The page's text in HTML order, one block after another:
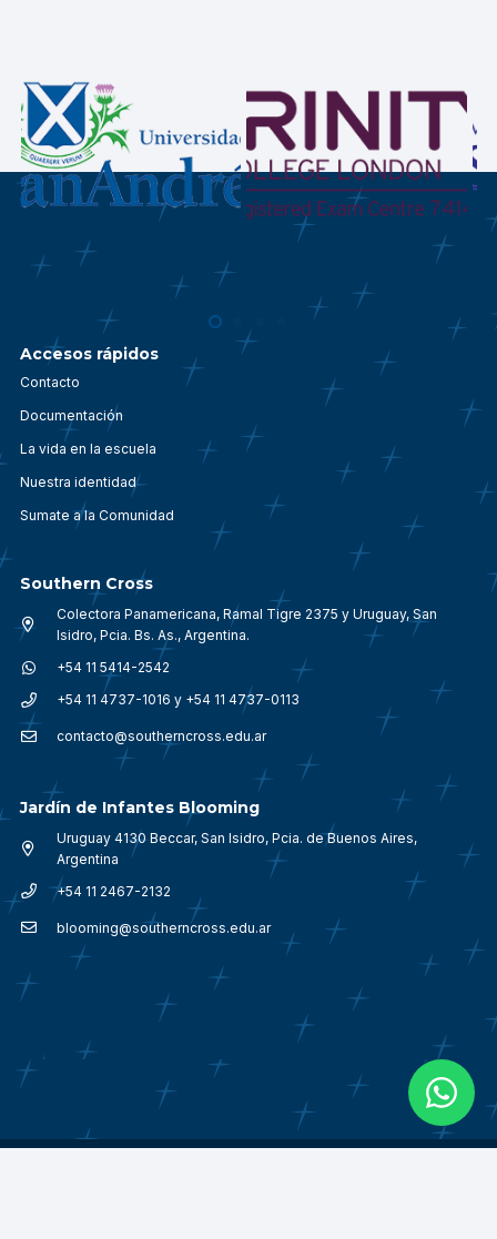
Accesos rápidos
Contacto
Documentación
La vida en la escuela
Nuestra identidad
Sumate a la Comunidad
Southern Cross
Colectora Panamericana, Ramal Tigre 2375 y Uruguay, San
Isidro, Pcia. Bs. As., Argentina.
+54 11 5414-2542
+54 11 4737-1016 y +54 11 4737-0113
contacto@southerncross.edu.ar
Jardín de Infantes Blooming
Uruguay 4130 Beccar, San Isidro, Pcia. de Buenos Aires,
Argentina
+54 11 2467-2132
blooming@southerncross.edu.ar